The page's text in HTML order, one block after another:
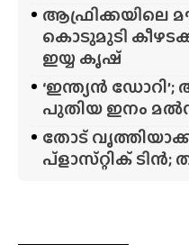
ആഫ്രിക്കയിലെ
കൊടുമുടി
ഇയ്യ കൃഷ്
‘ഇന്ത്യൻ
പുതിയ ഇനം
തോട്
പ്‌ളാസ്‌റ്റിക് ടിൻ;